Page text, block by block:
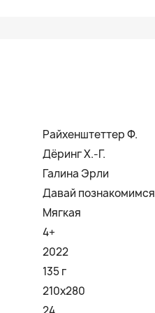
Райхенштеттер Ф.
Дёринг Х.-Г.
Галина Эрли
Давай познакомимся
Мягкая
4+
2022
135 г
210х280